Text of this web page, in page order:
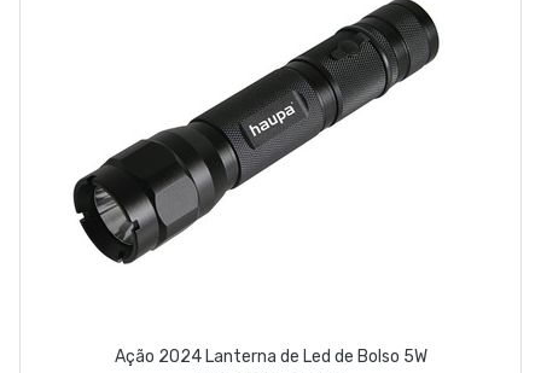
Ação 2024 Lanterna de Led de Bolso 5W